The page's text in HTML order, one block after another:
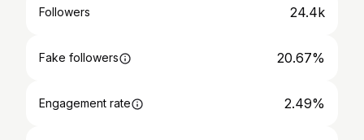
Followers 24.4k
Fake followers 20.67%
Engagement rate 2.49%